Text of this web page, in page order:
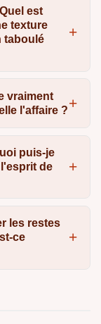
est
texture
taboulé
vraiment
l'affaire ?
puis-je
de
les restes
ce